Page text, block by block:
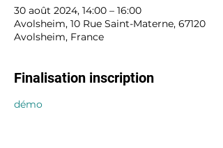
30 août 2024, 14:00 – 16:00
Avolsheim, 10 Rue Saint-Materne, 67120
Avolsheim, France
Finalisation inscription
démo